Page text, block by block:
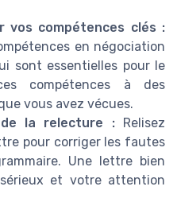
vos compétences clés :
en négociation
sont essentielles pour le
compétences à des
vous avez vécues.
de la relecture :Relisez
pour corriger les fautes
Une lettre bien
et votre attention